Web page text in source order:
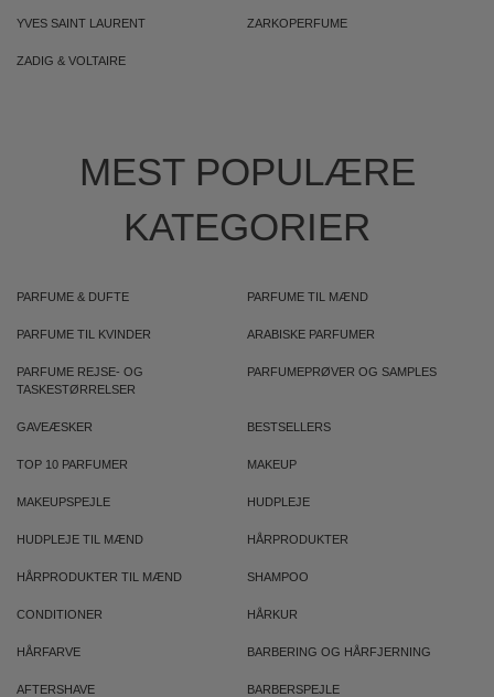
YVES SAINT LAURENT ZARKOPERFUME
ZADIG & VOLTAIRE
MEST POPULÆRE
KATEGORIER
PARFUME & DUFTE PARFUME TIL MÆND
PARFUME TIL KVINDER ARABISKE PARFUMER
PARFUME REJSE- OG
TASKESTØRRELSER
PARFUMEPRØVER OG SAMPLES
GAVEÆSKER BESTSELLERS
TOP 10 PARFUMER MAKEUP
MAKEUPSPEJLE HUDPLEJE
HUDPLEJE TIL MÆND HÅRPRODUKTER
HÅRPRODUKTER TIL MÆND SHAMPOO
CONDITIONER HÅRKUR
HÅRFARVE BARBERING OG HÅRFJERNING
AFTERSHAVE BARBERSPEJLE